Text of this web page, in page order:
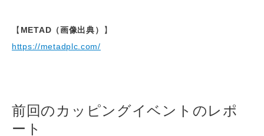
【 METAD（画像出典）
】
https://metadplc.com/
前回のカッピングイベントのレポ
ート